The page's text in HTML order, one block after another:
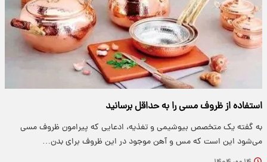
استفاده از ظروف مسی را به حداقل برسانید
به گفته یک متخصص بیوشیمی و تغذیه، ادعایی که پیرامون ظروف مسی
می‌شود این است که مس و آهن موجود در این ظروف برای بدن…